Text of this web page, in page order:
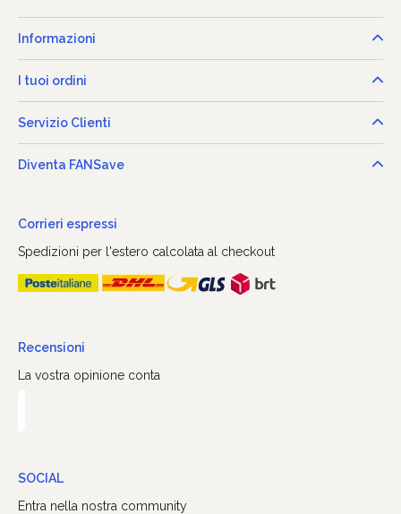
Informazioni
I tuoi ordini
Servizio Clienti
Diventa FANSave
Corrieri espressi
Spedizioni per l'estero calcolata al checkout
Recensioni
La vostra opinione conta
SOCIAL
Entra nella nostra community